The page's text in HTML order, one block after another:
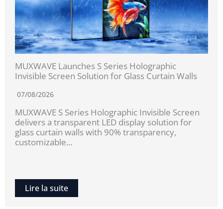
MUXWAVE Launches S Series Holographic
Invisible Screen Solution for Glass Curtain Walls
07/08/2026
MUXWAVE S Series Holographic Invisible Screen
delivers a transparent LED display solution for
glass curtain walls with 90% transparency,
customizable...
Lire la suite